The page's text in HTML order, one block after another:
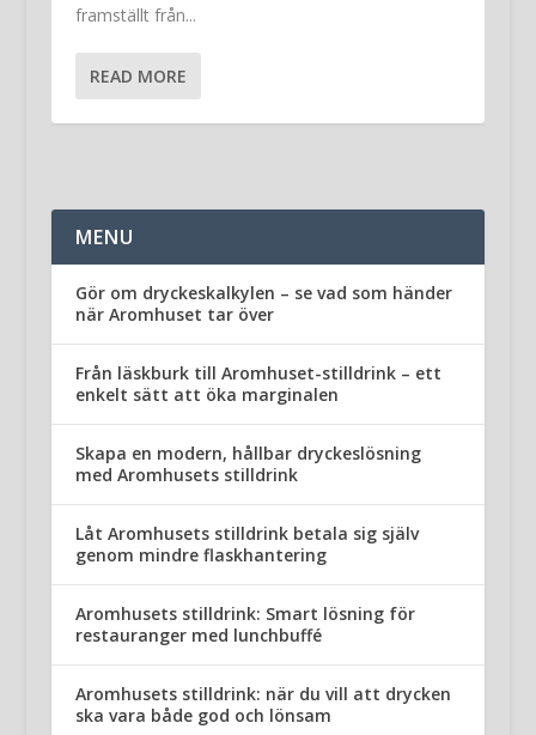
framställt från...
READ MORE
MENU
Gör om dryckeskalkylen – se vad som händer
när Aromhuset tar över
Från läskburk till Aromhuset-stilldrink – ett
enkelt sätt att öka marginalen
Skapa en modern, hållbar dryckeslösning
med Aromhusets stilldrink
Låt Aromhusets stilldrink betala sig själv
genom mindre flaskhantering
Aromhusets stilldrink: Smart lösning för
restauranger med lunchbuffé
Aromhusets stilldrink: när du vill att drycken
ska vara både god och lönsam